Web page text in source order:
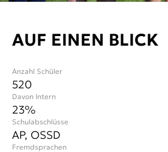
AUF EINEN BLICK
Anzahl Schüler
520
Davon Intern
23%
Schulabschlüsse
AP, OSSD
Fremdsprachen